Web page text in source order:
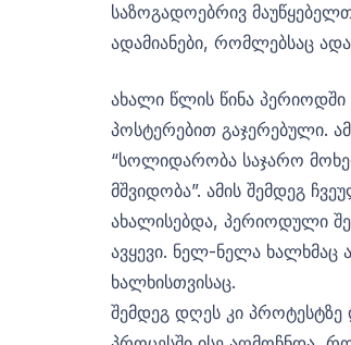
საზოგადოებრივ
ადამიანები, რომლებსაც
ახალი წლის წინა პერიოდში
პოსტერებით გაჯერებული.
“სოლიდარობა საჯარო
მშვიდობა”. ამის შემდეგ
ახალისებდა, პერიოდული
ავყევი. ნელ-ნელა ხალხმაც
ხალხისთვისაც.
შემდეგ დღეს კი